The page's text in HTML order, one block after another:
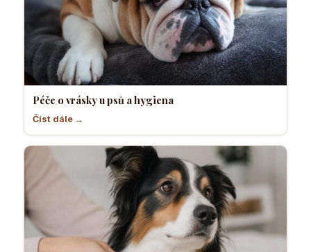
Péče o vrásky u psů a hygiena
Číst dále →